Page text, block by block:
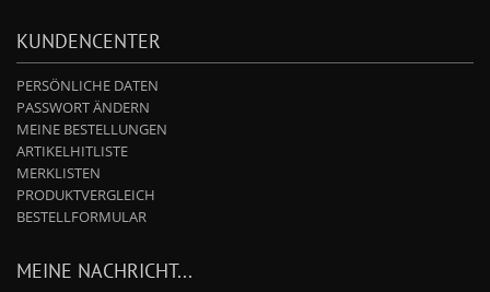
KUNDENCENTER
PERSÖNLICHE DATEN
PASSWORT ÄNDERN
MEINE BESTELLUNGEN
ARTIKELHITLISTE
MERKLISTEN
PRODUKTVERGLEICH
BESTELLFORMULAR
MEINE NACHRICHT...